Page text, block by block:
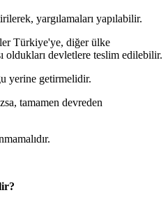
yargılamaları yapılabilir.
Türkiye'ye, diğer ülke
oldukları devletlere teslim edilebilir.
yerine getirmelidir.
tamamen devreden